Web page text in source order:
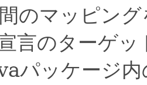
のマッピン
言のターゲ
パッケージ